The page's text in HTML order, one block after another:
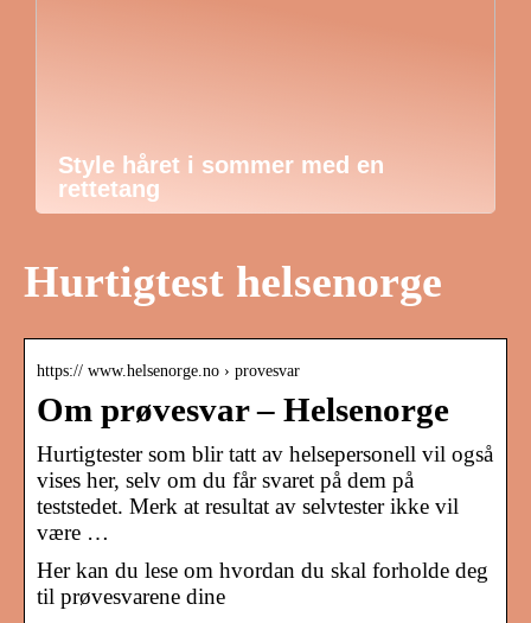
Style håret i sommer med en
rettetang
Hurtigtest helsenorge
https:// www.helsenorge.no › provesvar
Om prøvesvar – Helsenorge
Hurtigtester som blir tatt av helsepersonell vil også
vises her, selv om du får svaret på dem på
teststedet. Merk at resultat av selvtester ikke vil
være …
Her kan du lese om hvordan du skal forholde deg
til prøvesvarene dine